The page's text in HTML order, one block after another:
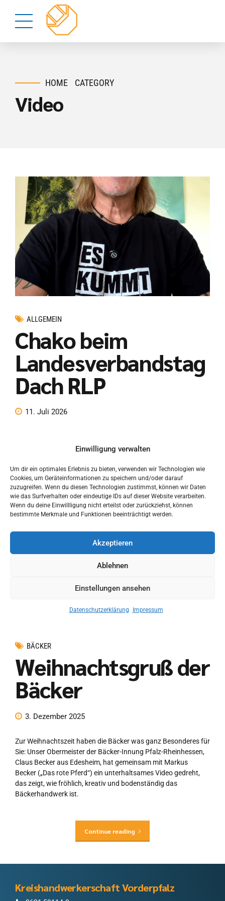
Einwilligung verwalten
Um dir ein optimales Erlebnis zu bieten, verwenden wir Technologien wie
Cookies, um Geräteinformationen zu speichern und/oder darauf
zuzugreifen. Wenn du diesen Technologien zustimmst, können wir Daten
wie das Surfverhalten oder eindeutige IDs auf dieser Website verarbeiten.
Wenn du deine Einwillligung nicht erteilst oder zurückziehst, können
bestimmte Merkmale und Funktionen beeinträchtigt werden.
Akzeptieren
Ablehnen
Einstellungen ansehen
Datenschutzerklärung Impressum
HOME CATEGORY
Video
ALLGEMEIN
Chako beim
Landesverbandstag
Dach RLP
11. Juli 2026
Continue reading
BÄCKER
Weihnachtsgruß der
Bäcker
3. Dezember 2025
Zur Weihnachtszeit haben die Bäcker was ganz Besonderes für
Sie: Unser Obermeister der Bäcker-Innung Pfalz-Rheinhessen,
Claus Becker aus Edesheim, hat gemeinsam mit Markus
Becker („Das rote Pferd“) ein unterhaltsames Video gedreht,
das zeigt, wie fröhlich, kreativ und bodenständig das
Bäckerhandwerk ist.
Continue reading
Kreishandwerkerschaft Vorderpfalz